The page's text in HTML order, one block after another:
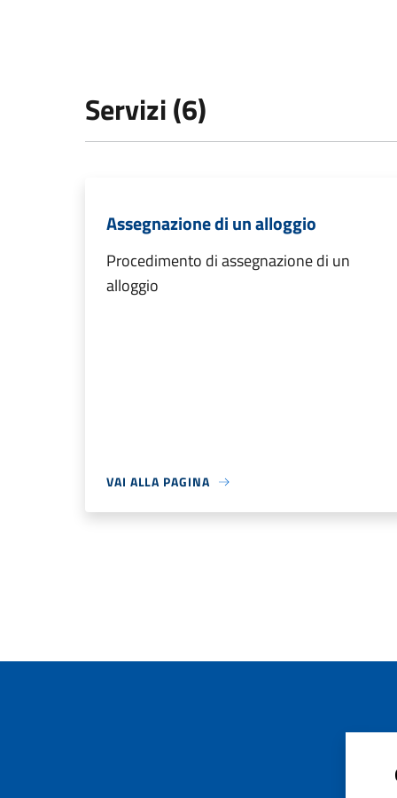
Servizi (6)
Assegnazione di un alloggio
Procedimento di assegnazione di un
alloggio
VAI ALLA PAGINA